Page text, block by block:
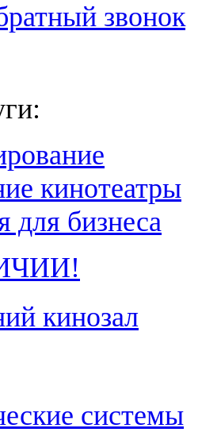
звонок
кинотеатры
для бизнеса
кинозал
системы